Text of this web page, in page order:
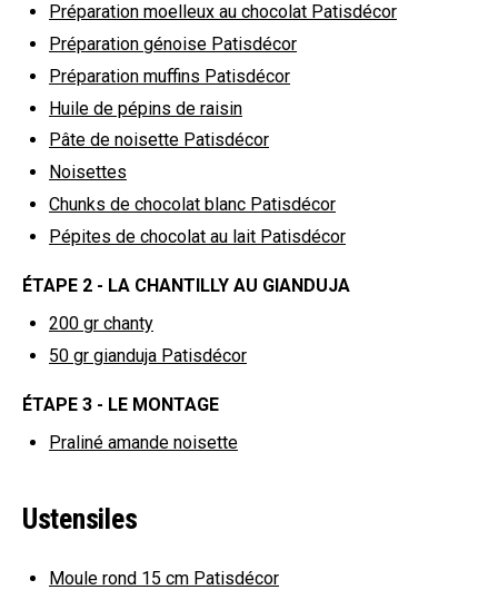
Préparation moelleux au chocolat Patisdécor
Préparation génoise Patisdécor
Préparation muffins Patisdécor
Huile de pépins de raisin
Pâte de noisette Patisdécor
Noisettes
Chunks de chocolat blanc Patisdécor
Pépites de chocolat au lait Patisdécor
ÉTAPE 2 - LA CHANTILLY AU GIANDUJA
200 gr chanty
50 gr gianduja Patisdécor
ÉTAPE 3 - LE MONTAGE
Praliné amande noisette
Ustensiles
Moule rond 15 cm Patisdécor